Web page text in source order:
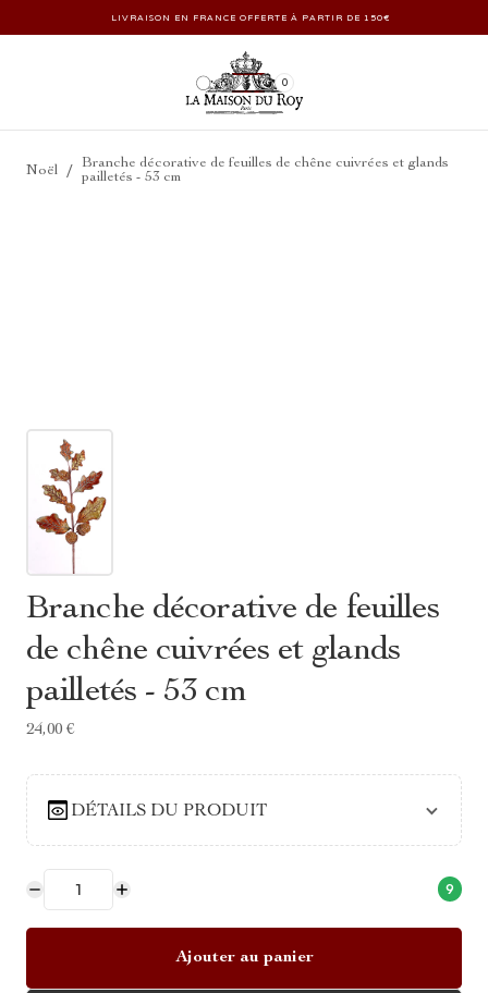
LIVRAISON EN FRANCE OFFERTE À PARTIR DE 150€
0
Noël /
Branche décorative de feuilles de chêne cuivrées et glands
pailletés - 53 cm
Branche décorative de feuilles
de chêne cuivrées et glands
pailletés - 53 cm
24,00 €
DÉTAILS DU PRODUIT
9
Ajouter au panier